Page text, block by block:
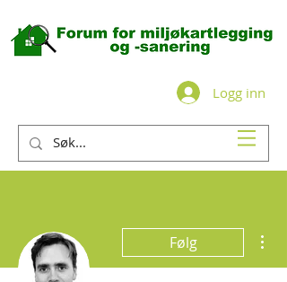
Logg inn
Følg